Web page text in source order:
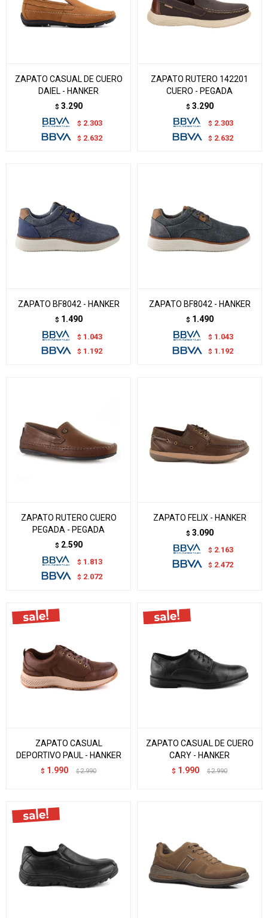
ZAPATO CASUAL DE CUERO
DAIEL - HANKER
$ 3.290
$ 2.303
$ 2.632
ZAPATO RUTERO 142201
CUERO - PEGADA
$ 3.290
$ 2.303
$ 2.632
ZAPATO BF8042 - HANKER
$ 1.490
$ 1.043
$ 1.192
ZAPATO BF8042 - HANKER
$ 1.490
$ 1.043
$ 1.192
ZAPATO RUTERO CUERO
PEGADA - PEGADA
$ 2.590
$ 1.813
$ 2.072
ZAPATO FELIX - HANKER
$ 3.090
$ 2.163
$ 2.472
ZAPATO CASUAL
DEPORTIVO PAUL - HANKER
$ 1.990 $ 2.990
ZAPATO CASUAL DE CUERO
CARY - HANKER
$ 1.990 $ 2.990